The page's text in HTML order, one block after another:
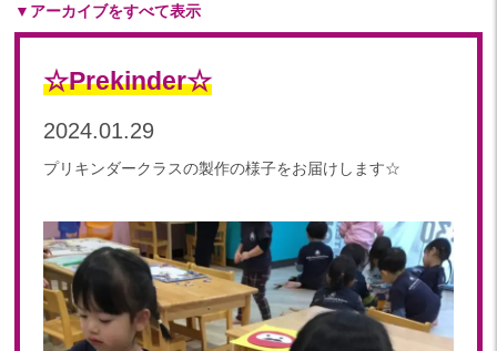
札幌保育園（北海道）
仙台八木山保育園（宮城県）
仙台富沢保育園（宮城県）
つくば西平塚保育園(茨城県)
札幌東雁来保育園(北海道)
加美中新田保育園(宮城県)
▼アーカイブをすべて表示
2025年 03月(1)
2024年 10月(21)
2024年 08月(21)
2024年 07月(22)
2024年 06月(20)
2024年 05月(21)
2024年 04月(21)
☆Prekinder☆
2024.01.29
プリキンダークラスの製作の様子をお届けします☆